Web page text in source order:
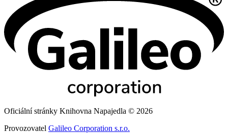
Oficiální stránky Knihovna Napajedla © 2026
Provozovatel Galileo Corporation s.r.o.